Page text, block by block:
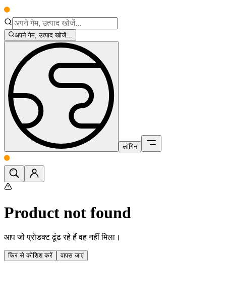
अपने गेम, उत्पाद खोजें...
लॉगिन
Product not found
आप जो प्रोडक्ट ढूंढ रहे हैं वह नहीं मिला।
फिर से कोशिश करें वापस जाएं